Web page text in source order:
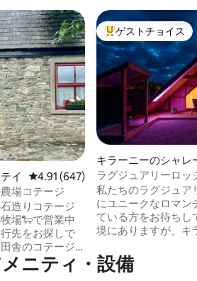
評価
イ レビュー647件、5つ星中4.91つ星
4.91 (647)
場コテージ
造りコテージ
場🐑で営業中
先をお探しで
舎のコテージ
・ケリーの真
ラーニー、景
大好評のゲストチ
ゲストチョイス
キラーニーのシャレ
ラグジュアリーロッ
私たちのラグジュア
にユニークなロマン
ている方をお待ちし
境にありますが、キ
は、キングサイズベ
製）とオーダーメイ
ニティ・設備